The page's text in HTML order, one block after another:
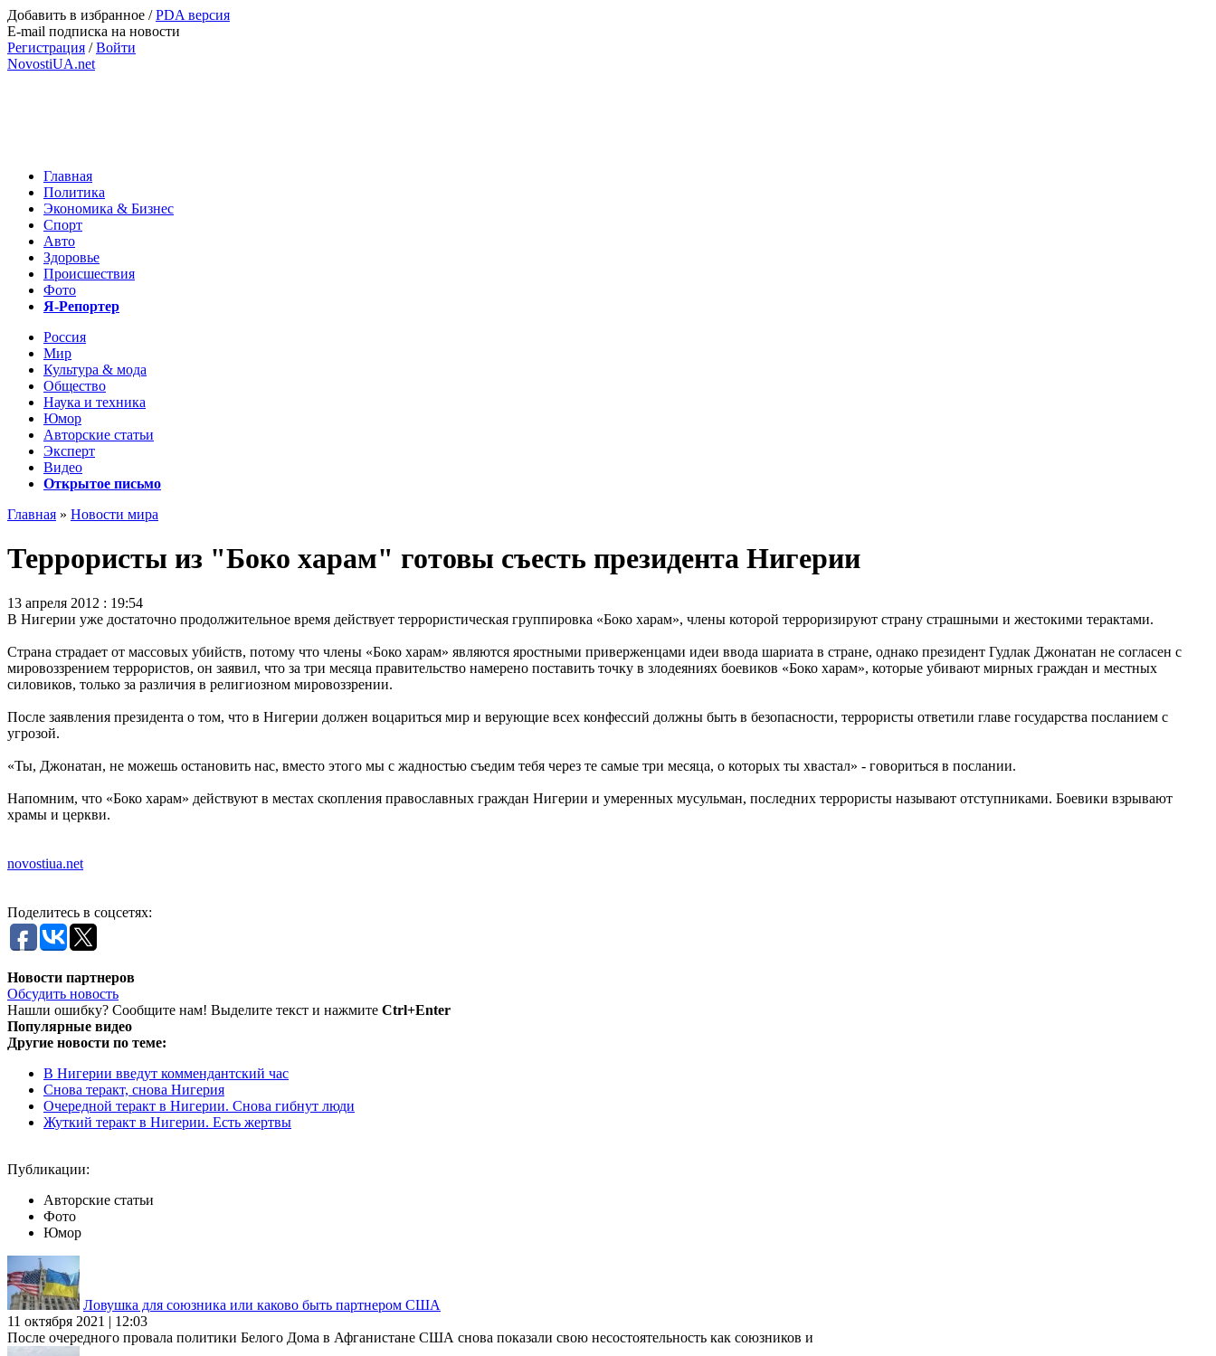
Добавить в избранное /PDA версия
E-mail подписка на новости
Регистрация /Войти
NovostiUA.net
Главная
Политика
Экономика & Бизнес
Спорт
Авто
Здоровье
Происшествия
Фото
Я-Репортер
Россия
Мир
Культура & мода
Общество
Наука и техника
Юмор
Авторские статьи
Эксперт
Видео
Открытое письмо
Главная » Новости мира
Террористы из "Боко харам" готовы съесть президента Нигерии
13 апреля 2012 : 19:54
В Нигерии уже достаточно продолжительное время действует террористическая группировка «Боко харам», члены которой терроризируют страну страшными и жестокими терактами.
Страна страдает от массовых убийств, потому что члены «Боко харам» являются яростными приверженцами идеи ввода шариата в стране, однако президент Гудлак Джонатан не согласен с
мировоззрением террористов, он заявил, что за три месяца правительство намерено поставить точку в злодеяниях боевиков «Боко харам», которые убивают мирных граждан и местных
силовиков, только за различия в религиозном мировоззрении.
После заявления президента о том, что в Нигерии должен воцариться мир и верующие всех конфессий должны быть в безопасности, террористы ответили главе государства посланием с
угрозой.
«Ты, Джонатан, не можешь остановить нас, вместо этого мы с жадностью съедим тебя через те самые три месяца, о которых ты хвастал» - говориться в послании.
Напомним, что «Боко харам» действуют в местах скопления православных граждан Нигерии и умеренных мусульман, последних террористы называют отступниками. Боевики взрывают
храмы и церкви.
novostiua.net
Поделитесь в соцсетях:
Новости партнеров
Обсудить новость
Нашли ошибку? Сообщите нам! Выделите текст и нажмите Ctrl+Enter
Популярные видео
Другие новости по теме:
В Нигерии введут коммендантский час
Снова теракт, снова Нигерия
Очередной теракт в Нигерии. Снова гибнут люди
Жуткий теракт в Нигерии. Есть жертвы
Публикации:
Авторские статьи
Фото
Юмор
Ловушка для союзника или каково быть партнером США
11 октября 2021 | 12:03
После очередного провала политики Белого Дома в Афганистане США снова показали свою несостоятельность как союзников и